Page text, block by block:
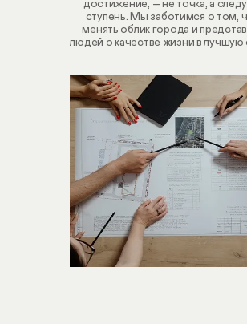
достижение, – не точка, а
ступень. Мы заботимся о том,
менять облик города и
людей о качестве жизни в лучшую